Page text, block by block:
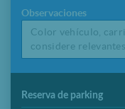
Observaciones
Reserva de parking